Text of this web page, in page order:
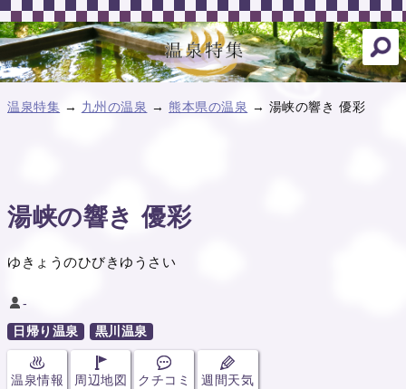
温泉特集 → 九州の温泉 →熊本県の温泉 → 湯峡の響き 優彩
湯峡の響き 優彩
ゆきょうのひびきゆうさい
-
日帰り温泉 黒川温泉
温泉情報 周辺地図 クチコミ 週間天気